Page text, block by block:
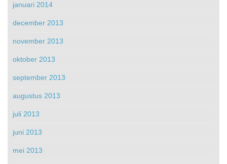
januari 2014
december 2013
november 2013
oktober 2013
september 2013
augustus 2013
juli 2013
juni 2013
mei 2013